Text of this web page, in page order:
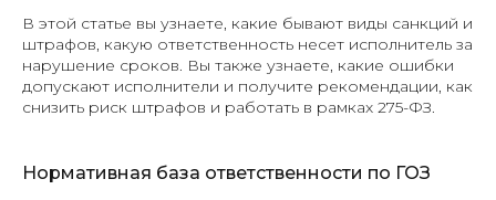
В этой статье вы узнаете, какие бывают виды санкций и
штрафов, какую ответственность несет исполнитель за
нарушение сроков. Вы также узнаете, какие ошибки
допускают исполнители и получите рекомендации, как
снизить риск штрафов и работать в рамках 275-ФЗ.
Нормативная база ответственности по ГОЗ